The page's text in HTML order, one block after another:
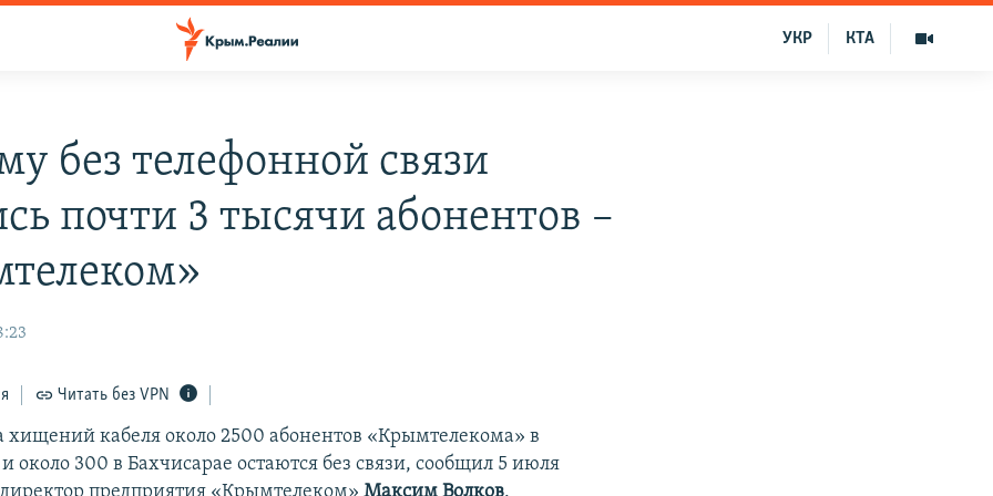
КТА
УКР
без телефонной связи
почти 3 тысячи абонентов –
Читать без VPN
кабеля около 2500 абонентов «Крымтелекома» в
около 300 в Бахчисарае остаются без связи, сообщил 5 июля